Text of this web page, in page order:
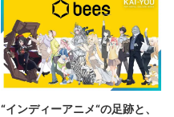
“インディーアニメ“の足跡と、